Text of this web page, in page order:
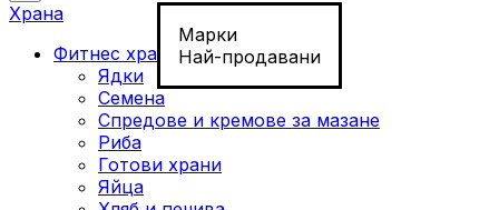
Марки
Най-продавани
Храна
Фитнес храна
Ядки
Семена
Спредове и кремове за мазане
Риба
Готови храни
Яйца